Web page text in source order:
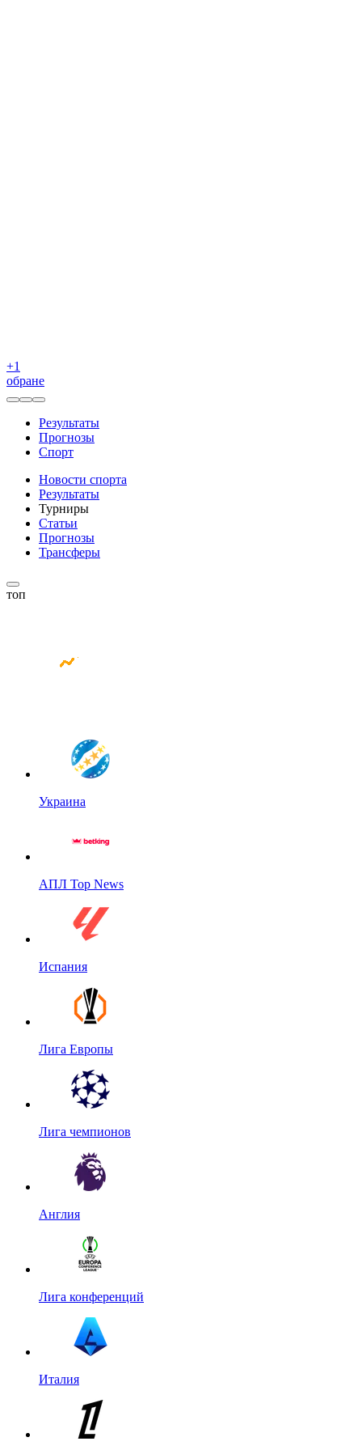
+1
обране
Результаты
Прогнозы
Спорт
Новости спорта
Результаты
Турниры
Статьи
Прогнозы
Трансферы
топ
Украина
АПЛ Top News
Испания
Лига Европы
Лига чемпионов
Англия
Лига конференций
Италия